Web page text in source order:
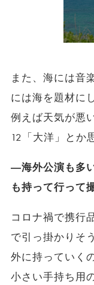
また、海には音
には海を題材に
例えば天気が悪
12「大洋」とか
―海外公演も多
も持って行って
コロナ禍で携行
で引っ掛かりそ
外に持っていく
小さい手持ち用